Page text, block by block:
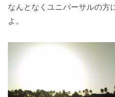
なんとなくユニバーサルの方
よ。